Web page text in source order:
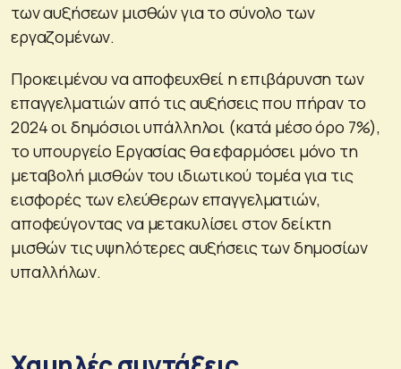
των αυξήσεων μισθών για το σύνολο των
εργαζομένων.
Προκειμένου να αποφευχθεί η επιβάρυνση των
επαγγελματιών από τις αυξήσεις που πήραν το
2024 οι δημόσιοι υπάλληλοι (κατά μέσο όρο 7%),
το υπουργείο Εργασίας θα εφαρμόσει μόνο τη
μεταβολή μισθών του ιδιωτικού τομέα για τις
εισφορές των ελεύθερων επαγγελματιών,
αποφεύγοντας να μετακυλίσει στον δείκτη
μισθών τις υψηλότερες αυξήσεις των δημοσίων
υπαλλήλων.